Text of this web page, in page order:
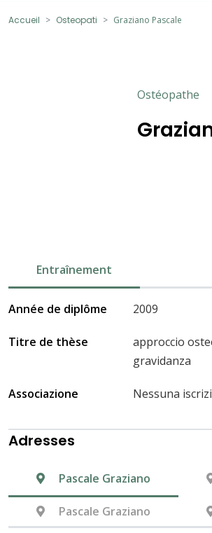
Accueil Osteopati Graziano Pascale
Ostéopathe
Entraînement
Année de diplôme 2009
Titre de thèse
approccio
gravidanza
Associazione Nessuna
Adresses
Pascale Graziano
Pascale Graziano